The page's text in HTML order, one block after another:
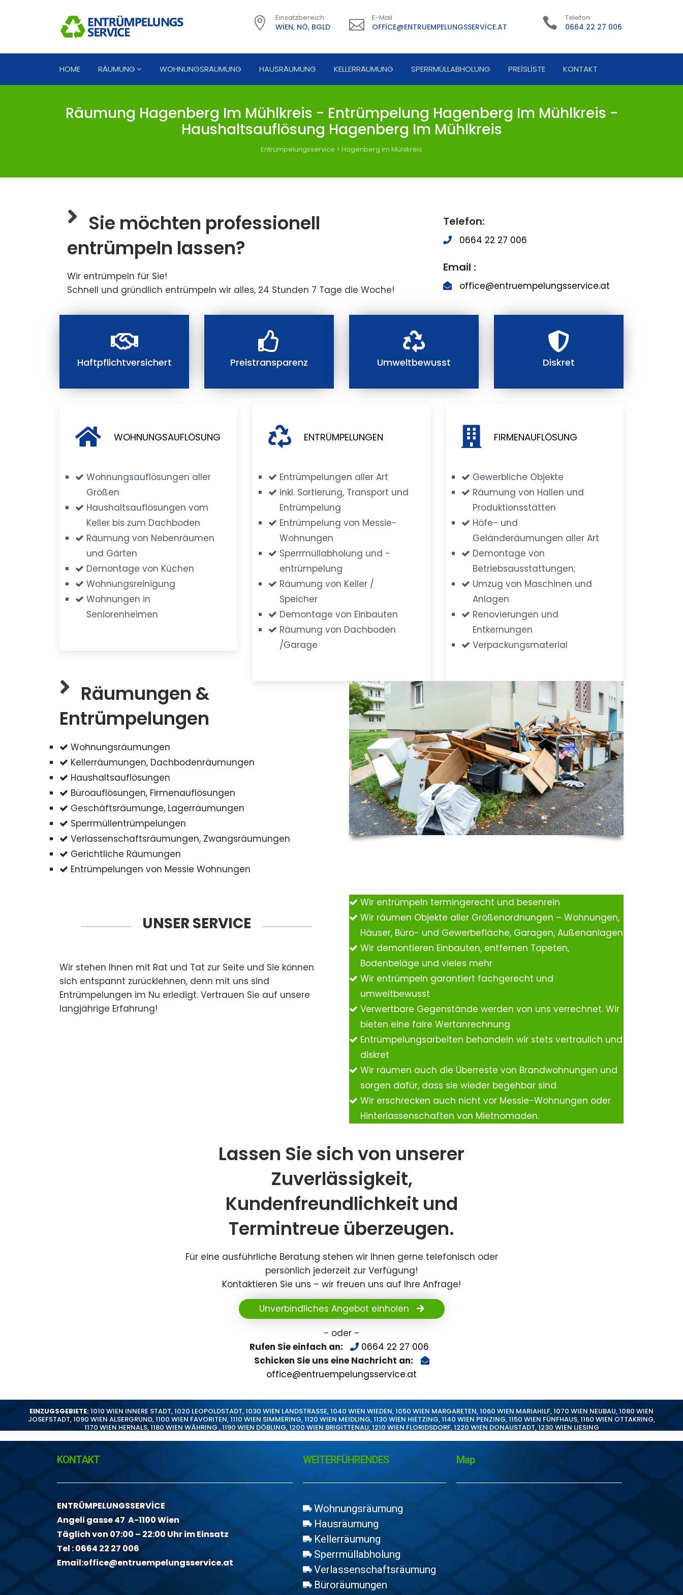
Einsatzbereich
WIEN, NÖ, BGLD
E-Mail
OFFICE@ENTRUEMPELUNGSSERVICE.AT
Telefon
0664 22 27 006
HOME RÄUMUNG WOHNUNGSRÄUMUNG HAUSRÄUMUNG KELLERRÄUMUNG SPERRMÜLLABHOLUNG PREISLISTE KONTAKT
Räumung Hagenberg Im Mühlkreis - Entrümpelung Hagenberg Im Mühlkreis -
Haushaltsauflösung Hagenberg Im Mühlkreis
Entrümpelungsservice > Hagenberg im Mühlkreis
Sie möchten professionell
entrümpeln lassen?
Wir entrümpeln für Sie!
Schnell und gründlich entrümpeln wir alles, 24 Stunden 7 Tage die Woche!
Telefon:
0664 22 27 006
Email :
office@entruempelungsservice.at
Haftpflichtversichert Preistransparenz Umweltbewusst Diskret
WOHNUNGSAUFLÖSUNG
Wohnungsauflösungen aller
Größen
Haushaltsauflösungen vom
Keller bis zum Dachboden
Räumung von Nebenräumen
und Gärten
Demontage von Küchen
Wohnungsreinigung
Wohnungen in
Seniorenheimen
ENTRÜMPELUNGEN
Entrümpelungen aller Art
inkl. Sortierung, Transport und
Entrümpelung
Entrümpelung von Messie-
Wohnungen
Sperrmüllabholung und -
entrümpelung
Räumung von Keller /
Speicher
Demontage von Einbauten
Räumung von Dachboden
/Garage
FIRMENAUFLÖSUNG
Gewerbliche Objekte
Räumung von Hallen und
Produktionsstätten
Höfe- und
Geländeräumungen aller Art
Demontage von
Betriebsausstattungen;
Umzug von Maschinen und
Anlagen
Renovierungen und
Entkernungen
Verpackungsmaterial
Räumungen &
Entrümpelungen
Wohnungsräumungen
Kellerräumungen, Dachbodenräumungen
Haushaltsauflösungen
Büroauflösungen, Firmenauflösungen
Geschäftsräumunge, Lagerräumungen
Sperrmüllentrümpelungen
Verlassenschaftsräumungen, Zwangsräumungen
Gerichtliche Räumungen
Entrümpelungen von Messie Wohnungen
UNSER SERVICE
Wir stehen Ihnen mit Rat und Tat zur Seite und Sie können
sich entspannt zurücklehnen, denn mit uns sind
Entrümpelungen im Nu erledigt. Vertrauen Sie auf unsere
langjährige Erfahrung!
Wir entrümpeln termingerecht und besenrein
Wir räumen Objekte aller Größenordnungen – Wohnungen,
Häuser, Büro- und Gewerbefläche, Garagen, Außenanlagen
Wir demontieren Einbauten, entfernen Tapeten,
Bodenbeläge und vieles mehr
Wir entrümpeln garantiert fachgerecht und
umweltbewusst
Verwertbare Gegenstände werden von uns verrechnet. Wir
bieten eine faire Wertanrechnung
Entrümpelungsarbeiten behandeln wir stets vertraulich und
diskret
Wir räumen auch die Überreste von Brandwohnungen und
sorgen dafür, dass sie wieder begehbar sind.
Wir erschrecken auch nicht vor Messie-Wohnungen oder
Hinterlassenschaften von Mietnomaden.
Lassen Sie sich von unserer
Zuverlässigkeit,
Kundenfreundlichkeit und
Termintreue überzeugen.
Für eine ausführliche Beratung stehen wir Ihnen gerne telefonisch oder
persönlich jederzeit zur Verfügung!
Kontaktieren Sie uns – wir freuen uns auf Ihre Anfrage!
Unverbindliches Angebot einholen
- oder -
Rufen Sie einfach an:
0664 22 27 006
Schicken Sie uns eine Nachricht an:
office@entruempelungsservice.at
EINZUGSGEBIETE:1010 WIEN INNERE STADT,1020 LEOPOLDSTADT,1030 WIEN LANDSTRASSE,1040 WIEN WIEDEN,1050 WIEN MARGARETEN,1060 WIEN MARIAHILF,1070 WIEN NEUBAU,1080 WIEN
JOSEFSTADT,1090 WIEN ALSERGRUND,1100 WIEN FAVORITEN,1110 WIEN SIMMERING,1120 WIEN MEIDLING,1130 WIEN HIETZING,1140 WIEN PENZING,1150 WIEN FÜNFHAUS,1160 WIEN OTTAKRING,
1170 WIEN HERNALS,1180 WIEN WÄHRING ,1190 WIEN DÖBLING,1200 WIEN BRIGITTENAU,1210 WIEN FLORIDSDORF,1220 WIEN DONAUSTADT,1230 WIEN LIESING
KONTAKT
ENTRÜMPELUNGSSERVİCE
Angeli gasse 47 A-1100 Wien
Täglich von 07:00 – 22:00 Uhr im Einsatz
Tel :0664 22 27 006
Email:office@entruempelungsservice.at
WEİTERFÜHRENDES
Wohnungsräumung
Hausräumung
Kellerräumung
Sperrmüllabholung
Verlassenschaftsräumung
Büroräumungen
Map